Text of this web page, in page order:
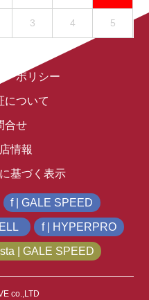
3 4 5
ーポリシー
について
合せ
情報
基づく表示
f | GALE SPEED
f | HYPERPRO
| GALE SPEED
co.,LTD